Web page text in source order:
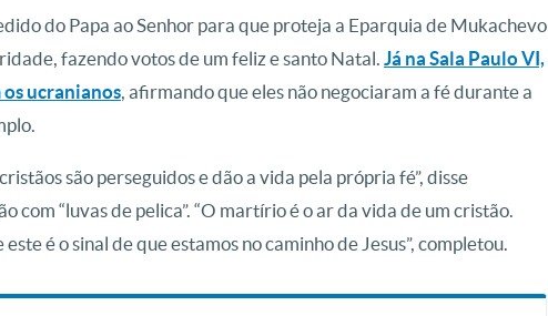
do Papa ao Senhor para que proteja a Eparquia de Mukachevo
fazendo votos de um feliz e santo Natal. Já na Sala Paulo VI,
ucranianos, afirmando que eles não negociaram a fé durante a
são perseguidos e dão a vida pela própria fé”, disse
com “luvas de pelica”. “O martírio é o ar da vida de um cristão.
é o sinal de que estamos no caminho de Jesus”, completou.